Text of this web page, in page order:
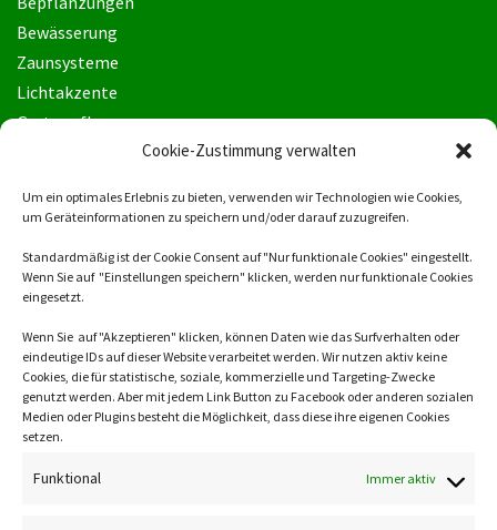
Cookie-Zustimmung verwalten
Um ein optimales Erlebnis zu bieten, verwenden wir Technologien wie Cookies,
um Geräteinformationen zu speichern und/oder darauf zuzugreifen.
Standardmäßig ist der Cookie Consent auf "Nur funktionale Cookies" eingestellt.
Wenn Sie auf "Einstellungen speichern" klicken, werden nur funktionale Cookies
eingesetzt.
Wenn Sie auf "Akzeptieren" klicken, können Daten wie das Surfverhalten oder
eindeutige IDs auf dieser Website verarbeitet werden. Wir nutzen aktiv keine
Cookies, die für statistische, soziale, kommerzielle und Targeting-Zwecke
genutzt werden. Aber mit jedem Link Button zu Facebook oder anderen sozialen
Medien oder Plugins besteht die Möglichkeit, dass diese ihre eigenen Cookies
setzen.
Funktional Immer aktiv
Bewässerung
Zaunsysteme
Lichtakzente
Gartenpflege
ZAUNSYSTEME